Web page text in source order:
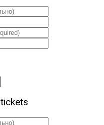
tickets